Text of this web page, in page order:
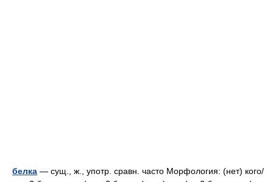
белка — сущ., ж., употр. сравн. часто Морфология: (нет) кого/